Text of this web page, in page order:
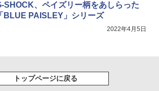
SHOCK、ペイズリー柄をあしらった
「BLUE PAISLEY」シリーズ
2022年4月5日
トップページに戻る